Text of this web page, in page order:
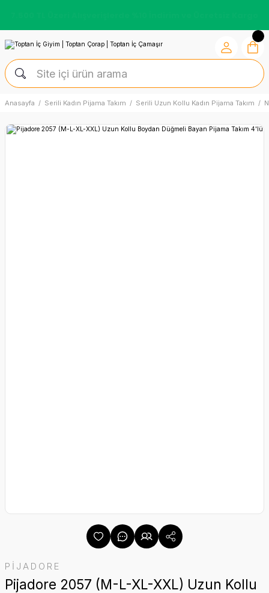
Anasayfa Serili Kadın Pijama Takım Serili Uzun Kollu Kadın Pijama Takım
PİJADORE
Pijadore 2057 (M-L-XL-XXL) Uzun Kollu